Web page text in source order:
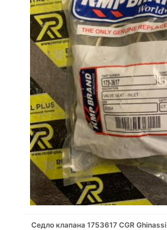
Седло клапана 1753617 CGR Ghinassi